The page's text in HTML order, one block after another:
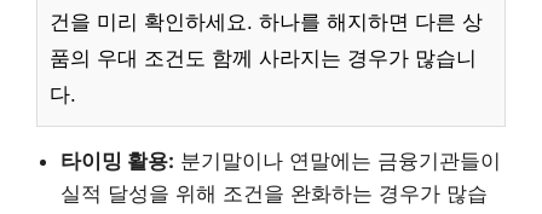
건을 미리 확인하세요. 하나를 해지하면 다른 상
품의 우대 조건도 함께 사라지는 경우가 많습니
다.
타이밍 활용: 분기말이나 연말에는 금융기관들이
실적 달성을 위해 조건을 완화하는 경우가 많습